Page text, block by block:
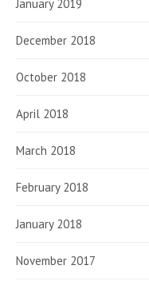
January 2019
December 2018
October 2018
April 2018
March 2018
February 2018
January 2018
November 2017